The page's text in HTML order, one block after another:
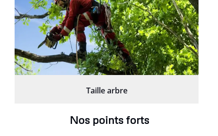
Taille arbre
Nos points forts